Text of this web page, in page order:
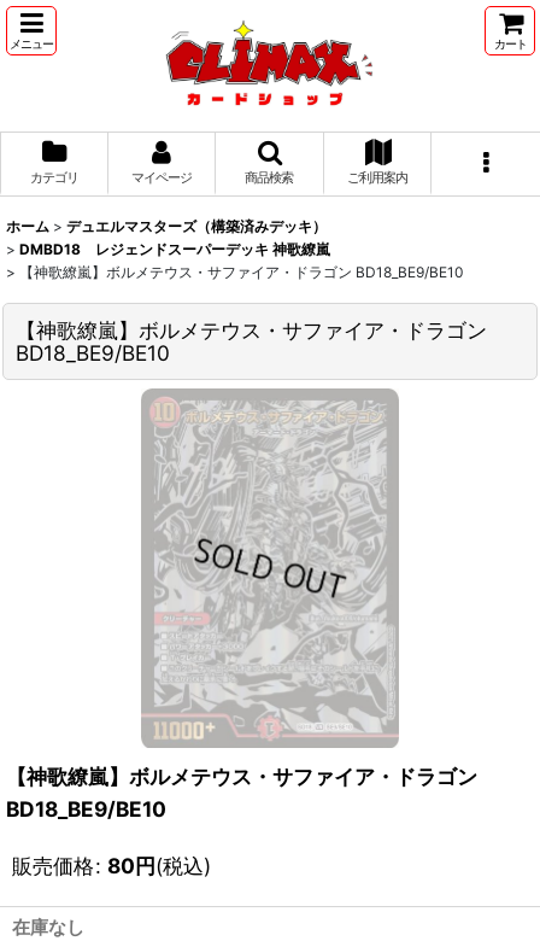
メニュー カート
カテゴリ マイページ 商品検索 ご利用案内
ホーム > デュエルマスターズ（構築済みデッキ）
> DMBD18 レジェンドスーパーデッキ 神歌繚嵐
>
【神歌繚嵐】ボルメテウス・サファイア・ドラゴン BD18_BE9/BE10
【神歌繚嵐】ボルメテウス・サファイア・ドラゴン
BD18_BE9/BE10
【神歌繚嵐】ボルメテウス・サファイア・ドラゴン
BD18_BE9/BE10
販売価格: 80円(税込)
在庫なし